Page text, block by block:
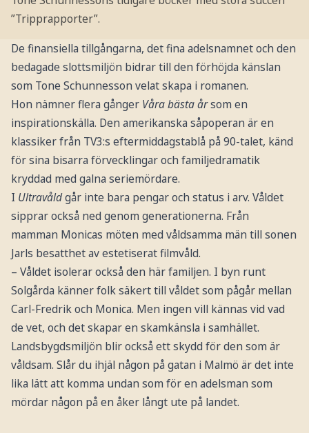
”Tripprapporter”.
De finansiella tillgångarna, det fina adelsnamnet och den
bedagade slottsmiljön bidrar till den förhöjda känslan
som Tone Schunnesson velat skapa i romanen.
Hon nämner flera gånger Våra bästa årsom en
inspirationskälla. Den amerikanska såpoperan är en
klassiker från TV3:s eftermiddagstablå på 90-talet, känd
för sina bisarra förvecklingar och familjedramatik
kryddad med galna seriemördare.
I Ultravåldgår inte bara pengar och status i arv. Våldet
sipprar också ned genom generationerna. Från
mamman Monicas möten med våldsamma män till sonen
Jarls besatthet av estetiserat filmvåld.
– Våldet isolerar också den här familjen. I byn runt
Solgårda känner folk säkert till våldet som pågår mellan
Carl-Fredrik och Monica. Men ingen vill kännas vid vad
de vet, och det skapar en skamkänsla i samhället.
Landsbygdsmiljön blir också ett skydd för den som är
våldsam. Slår du ihjäl någon på gatan i Malmö är det inte
lika lätt att komma undan som för en adelsman som
mördar någon på en åker långt ute på landet.